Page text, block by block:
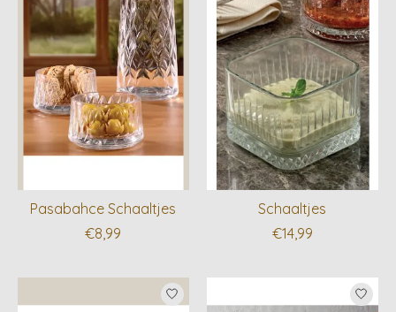
Pasabahce Schaaltjes
€8,99
Schaaltjes
€14,99